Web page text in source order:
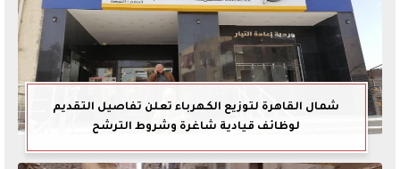
شمال القاهرة لتوزيع الكهرباء تعلن تفاصيل التقديم
لوظائف قيادية شاغرة وشروط الترشح